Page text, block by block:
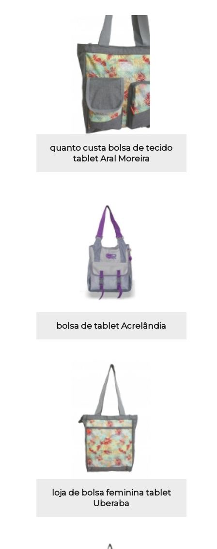
quanto custa bolsa de tecido
tablet Aral Moreira
bolsa de tablet Acrelândia
loja de bolsa feminina tablet
Uberaba